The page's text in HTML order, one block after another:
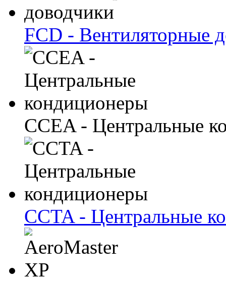
FCD - Вентиляторные
CCEA - Центральные
CCTA - Центральные